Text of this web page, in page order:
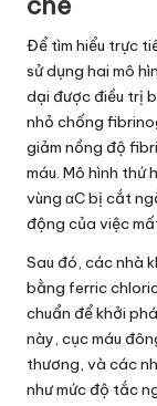
Để tìm hiểu trực
sử dụng hai mô
dại được điều trị
nhỏ chống
giảm nồng độ
máu. Mô hình
vùng αC bị cắt
động của việc
Sau đó, các nhà
bằng ferric
chuẩn để khởi
này, cục máu
thương, và các
như mức độ tắc